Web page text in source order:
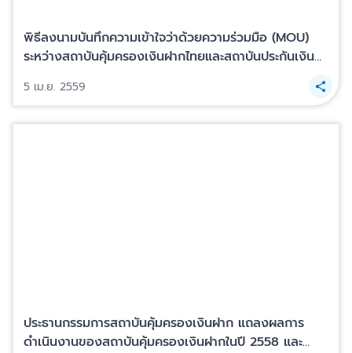
พิธีลงนามบันทึกความเข้าใจว่าด้วยความร่วมมือ (MOU)
ระหว่างสถาบันคุ้มครองเงินฝากไทยและสถาบันประกันเงิน
5 เม.ย. 2559
ประธานกรรมการสถาบันคุ้มครองเงินฝาก แถลงผลการ
ดำเนินงานของสถาบันคุ้มครองเงินฝากในปี 2558 และ